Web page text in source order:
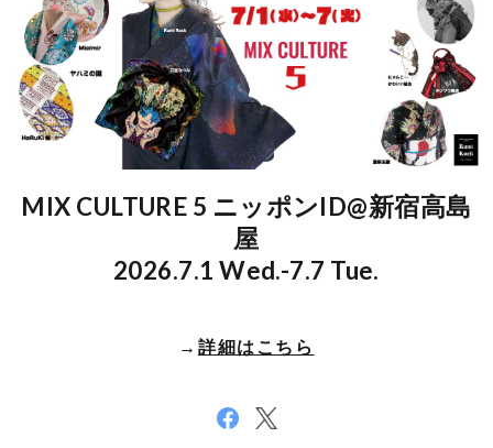
MIX CULTURE 5 ニッポンID@新宿高島
屋
2026.7.1 Wed.-7.7 Tue.
→ 詳細はこちら